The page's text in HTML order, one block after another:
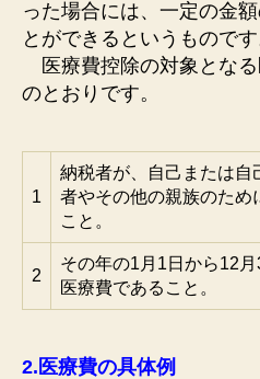
った場合には、一定の金
とができるというものです
医療費控除の対象とな
のとおりです。
1
納税者が、自己または自
者やその他の親族のため
こと。
2
その年の1月1日から12
医療費であること。
2.医療費の具体例